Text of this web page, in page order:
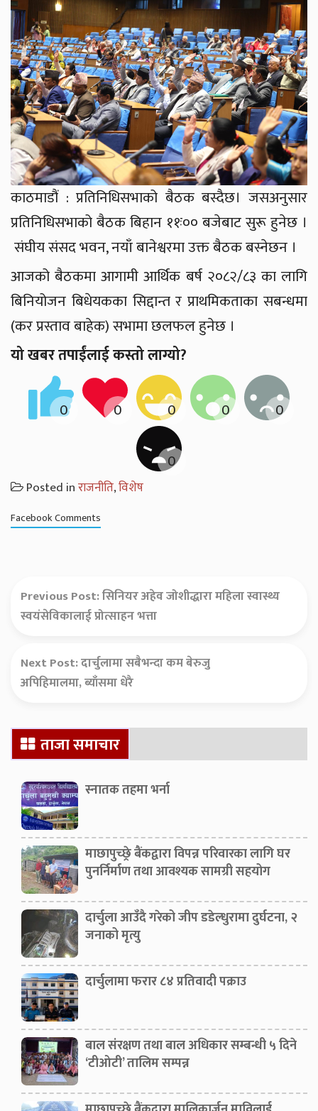
काठमाडौं : प्रतिनिधिसभाको बैठक बस्दैछ। जसअनुसार
प्रतिनिधिसभाको बैठक बिहान ११ः०० बजेबाट सुरू हुनेछ ।
संघीय संसद भवन, नयाँ बानेश्वरमा उक्त बैठक बस्नेछन ।
आजको बैठकमा आगामी आर्थिक बर्ष २०८२/८३ का लागि
बिनियोजन बिधेयकका सिद्दान्त र प्राथमिकताका सबन्धमा
(कर प्रस्ताव बाहेक) सभामा छलफल हुनेछ ।
यो खबर तपाईंलाई कस्तो लाग्यो?
Posted inराजनीति,विशेष
Facebook Comments
Previous Post:सिनियर अहेव जोशीद्धारा महिला स्वास्थ्य
स्वयंसेविकालाई प्रोत्साहन भत्ता
Next Post:दार्चुलामा सबैभन्दा कम बेरुजु
अपिहिमालमा, ब्याँसमा धेरै
Secondary
Sidebarताजा समाचार
स्नातक तहमा भर्ना
माछापुच्छ्रे बैंकद्वारा विपन्न परिवारका लागि घर
पुनर्निर्माण तथा आवश्यक सामग्री सहयोग
दार्चुला आउँदै गरेको जीप डडेल्धुरामा दुर्घटना, २
जनाको मृत्यु
दार्चुलामा फरार ८४ प्रतिवादी पक्राउ
बाल संरक्षण तथा बाल अधिकार सम्बन्धी ५ दिने
‘टीओटी’ तालिम सम्पन्न